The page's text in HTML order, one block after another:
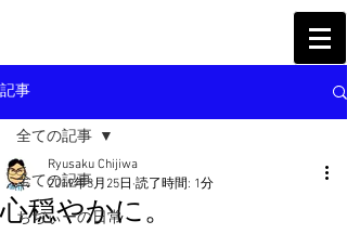
記事
全ての記事
ちぢぃーの日常
全ての記事
心穏やかに。
Ryusaku Chijiwa
2019年3月25日 読了時間: 1分